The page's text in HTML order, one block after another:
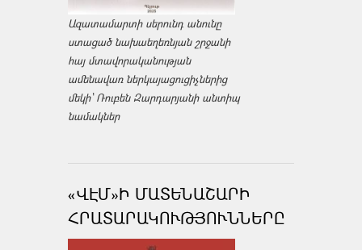
Ազատամարտի սերունդ անունը
ստացած նախաեղեռնյան շրջանի
հայ մտավորականության
ամենավառ ներկայացուցիչներից
մեկի՝ Ռուբեն Զարդարյանի անտիպ
նամակներ
«ՎԷՄ»Ի ՄԱՏԵՆԱՇԱՐԻ
ՀՐԱՏԱՐԱԿՈՒԹՅՈՒՆՆԵՐԸ